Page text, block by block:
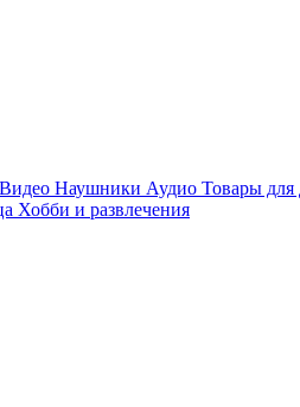
Наушники Аудио Товары для
Хобби и развлечения